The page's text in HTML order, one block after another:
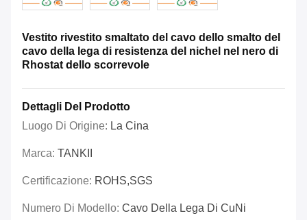
Vestito rivestito smaltato del cavo dello smalto del
cavo della lega di resistenza del nichel nel nero di
Rhostat dello scorrevole
Dettagli Del Prodotto
Luogo Di Origine: La Cina
Marca: TANKII
Certificazione: ROHS,SGS
Numero Di Modello: Cavo Della Lega Di CuNi